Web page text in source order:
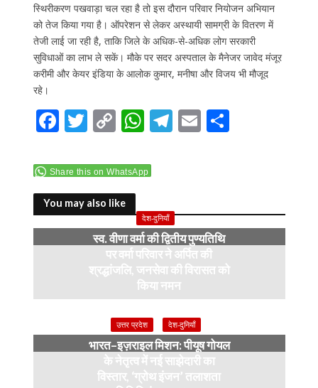
स्थिरीकरण पखवाड़ा चल रहा है तो इस दौरान परिवार नियोजन अभियान
को तेज किया गया है। ऑपरेशन से लेकर अस्थायी सामग्री के वितरण में
तेजी लाई जा रही है, ताकि जिले के अधिक-से-अधिक लोग सरकारी
सुविधाओं का लाभ ले सकें। मौके पर सदर अस्पताल के मैनेजर जावेद मंजूर
करीमी और केयर इंडिया के आलोक कुमार, मनीषा और विजय भी मौजूद
रहे।
F
e
b
o
o
T
itt
er
C
p
y
Li
n
k
W
at
A
p
p
T
a
m
E S
Share this on WhatsApp
You may also like
देश-दुनियाँ
स्व. वीणा वर्मा की द्वितीय पुण्यतिथि
पर वर्मा परिवार ने अर्पित की
श्रद्धांजलि, जनसेवा की विरासत को
किया नमन
उत्तर प्रदेश देश-दुनियाँ
भारत–इज़राइल मिशन: पीयूष गोयल
के नेतृत्व में नई साझेदारी का
विस्तार, ‘ग्रोथ इंजन’ तलाशता